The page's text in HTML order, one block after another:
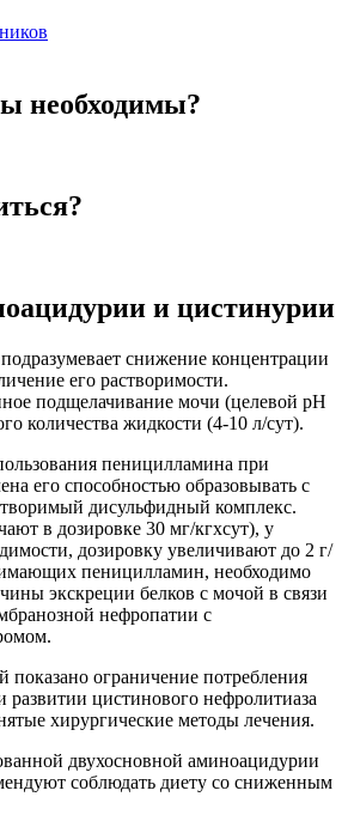
необходимы?
и цистинурии
снижение концентрации
его растворимости.
подщелачивание мочи (целевой рН
количества жидкости (4-10 л/сут).
пеницилламина при
его способностью образовывать с
дисульфидный комплекс.
в дозировке 30 мг/кгхсут), у
дозировку увеличивают до 2 г/
пеницилламин, необходимо
экскреции белков с мочой в связи
нефропатии с
ограничение потребления
цистинового нефролитиаза
хирургические методы лечения.
двухосновной аминоацидурии
соблюдать диету со сниженным